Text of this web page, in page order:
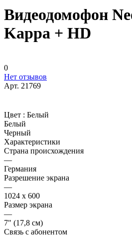
Видеодомофон
Kappa + HD
0
Нет отзывов
Арт. 21769
Цвет : Белый
Белый
Черный
Характеристики
Страна происхождения
—
Германия
Разрешение экрана
—
1024 x 600
Размер экрана
—
7" (17,8 см)
Связь с абонентом